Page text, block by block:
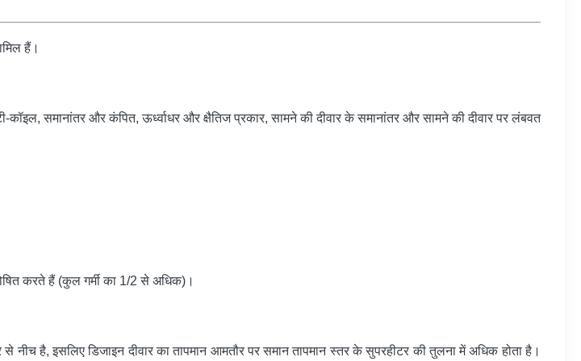
हैं।
समानांतर और कंपित, ऊर्ध्वाधर और क्षैतिज प्रकार, सामने की दीवार के समानांतर और सामने की दीवार पर लंबवत
करते हैं (कुल गर्मी का 1/2 से अधिक)।
नीच है, इसलिए डिजाइन दीवार का तापमान आमतौर पर समान तापमान स्तर के सुपरहीटर की तुलना में अधिक होता है।